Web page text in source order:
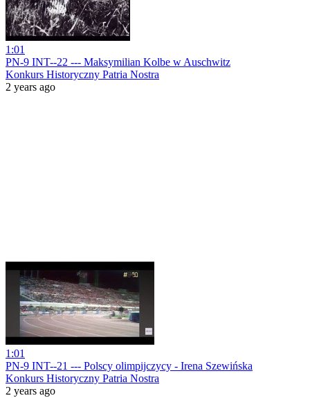
1:01
PN-9 INT--22 --- Maksymilian Kolbe w Auschwitz
Konkurs Historyczny Patria Nostra
2 years ago
1:01
PN-9 INT--21 --- Polscy olimpijczycy - Irena Szewińska
Konkurs Historyczny Patria Nostra
2 years ago